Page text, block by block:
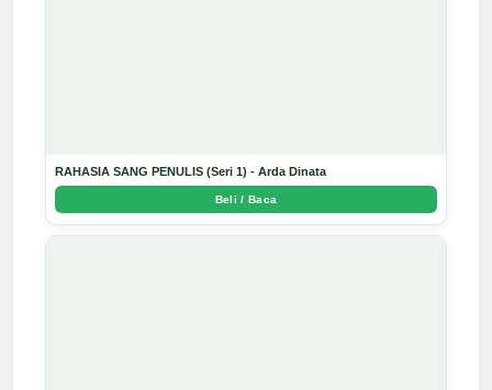
RAHASIA SANG PENULIS (Seri 1) - Arda Dinata
Beli / Baca